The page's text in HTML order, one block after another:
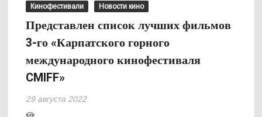
Кинофестивали Новости кино
Представлен список лучших фильмов
3-го «Карпатского горного
международного кинофестиваля
CMIFF»
29 августа 2022